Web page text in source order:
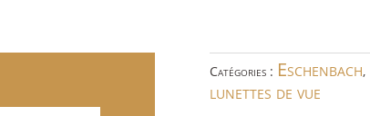
Catégories : Eschenbach,
lunettes de vue